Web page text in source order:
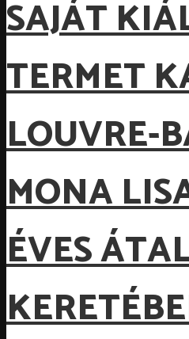
SAJÁT
TERMET
LOUVRE-
MONA
ÉVES